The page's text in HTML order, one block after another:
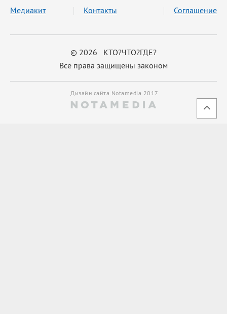
© 2026 КТО?ЧТО?ГДЕ?
Все права защищены законом
Медиакит Контакты Соглашение
Дизайн сайта Notamedia 2017